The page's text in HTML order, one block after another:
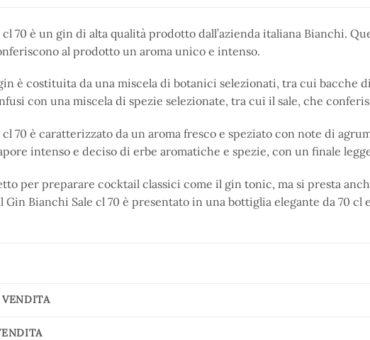
cl 70 è un gin di alta qualità prodotto dall’azienda italiana Bianchi.
al prodotto un aroma unico e intenso.
è costituita da una miscela di botanici selezionati, tra cui bacche
con una miscela di spezie selezionate, tra cui il sale, che
cl 70 è caratterizzato da un aroma fresco e speziato con note di
intenso e deciso di erbe aromatiche e spezie, con un finale
per preparare cocktail classici come il gin tonic, ma si presta
Gin Bianchi Sale cl 70 è presentato in una bottiglia elegante da 70